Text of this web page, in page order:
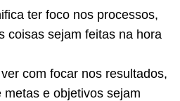
ter foco nos processos,
coisas sejam feitas na hora
com focar nos resultados,
metas e objetivos sejam